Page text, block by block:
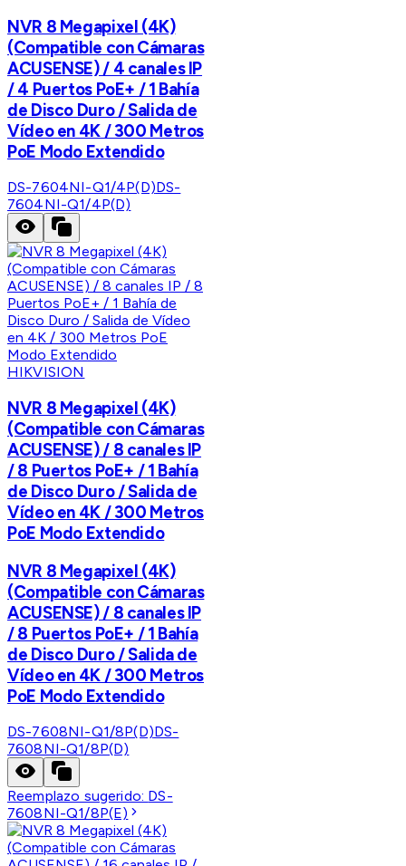
NVR 8 Megapixel (4K)
(Compatible con Cámaras
ACUSENSE) / 4 canales IP
/ 4 Puertos PoE+ / 1 Bahía
de Disco Duro / Salida de
Vídeo en 4K / 300 Metros
PoE Modo Extendido
DS-7604NI-Q1/4P(D)DS-
7604NI-Q1/4P(D)
HIKVISION
NVR 8 Megapixel (4K)
(Compatible con Cámaras
ACUSENSE) / 8 canales IP
/ 8 Puertos PoE+ / 1 Bahía
de Disco Duro / Salida de
Vídeo en 4K / 300 Metros
PoE Modo Extendido
NVR 8 Megapixel (4K)
(Compatible con Cámaras
ACUSENSE) / 8 canales IP
/ 8 Puertos PoE+ / 1 Bahía
de Disco Duro / Salida de
Vídeo en 4K / 300 Metros
PoE Modo Extendido
DS-7608NI-Q1/8P(D)DS-
7608NI-Q1/8P(D)
Reemplazo sugerido: DS-
7608NI-Q1/8P(E)